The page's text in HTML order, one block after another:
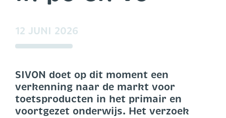
12 JUNI 2026
SIVON doet op dit moment een
verkenning naar de markt voor
toetsproducten in het primair en
voortgezet onderwijs. Het verzoek